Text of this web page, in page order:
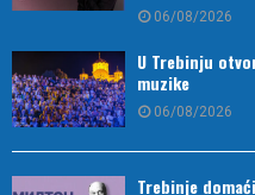
06/08/2026
U Trebinju
muzike
06/08/2026
Trebinje